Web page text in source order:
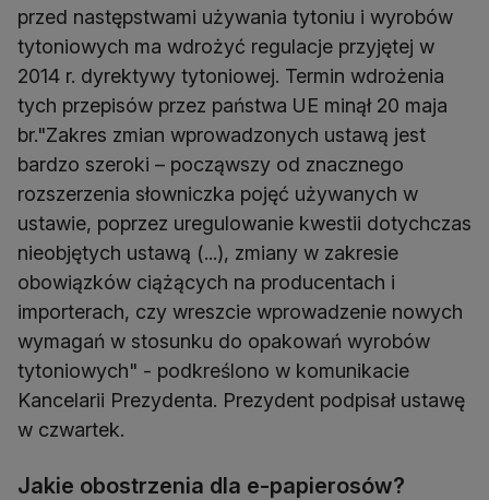
przed następstwami używania tytoniu i wyrobów
tytoniowych ma wdrożyć regulacje przyjętej w
2014 r. dyrektywy tytoniowej. Termin wdrożenia
tych przepisów przez państwa UE minął 20 maja
br."Zakres zmian wprowadzonych ustawą jest
bardzo szeroki – począwszy od znacznego
rozszerzenia słowniczka pojęć używanych w
ustawie, poprzez uregulowanie kwestii dotychczas
nieobjętych ustawą (...), zmiany w zakresie
obowiązków ciążących na producentach i
importerach, czy wreszcie wprowadzenie nowych
wymagań w stosunku do opakowań wyrobów
tytoniowych" - podkreślono w komunikacie
Kancelarii Prezydenta. Prezydent podpisał ustawę
w czwartek.
Jakie obostrzenia dla e-papierosów?